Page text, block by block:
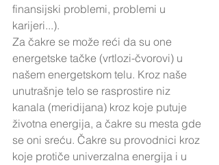
finansijski problemi, problemi u
karijeri...).
Za čakre se može reći da su one
energetske tačke (vrtlozi-čvorovi) u
našem energetskom telu. Kroz naše
unutrašnje telo se rasprostire niz
kanala (meridijana) kroz koje putuje
životna energija, a čakre su mesta gde
se oni sreću. Čakre su provodnici kroz
koje protiče univerzalna energija i u